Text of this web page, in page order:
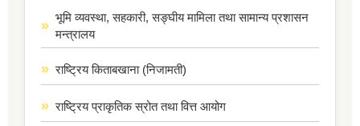
भूमि व्यवस्था, सहकारी, सङ्घीय मामिला तथा सामान्य प्रशासन
मन्त्रालय
राष्ट्रिय किताबखाना (निजामती)
राष्ट्रिय प्राकृतिक स्रोत तथा वित्त आयोग